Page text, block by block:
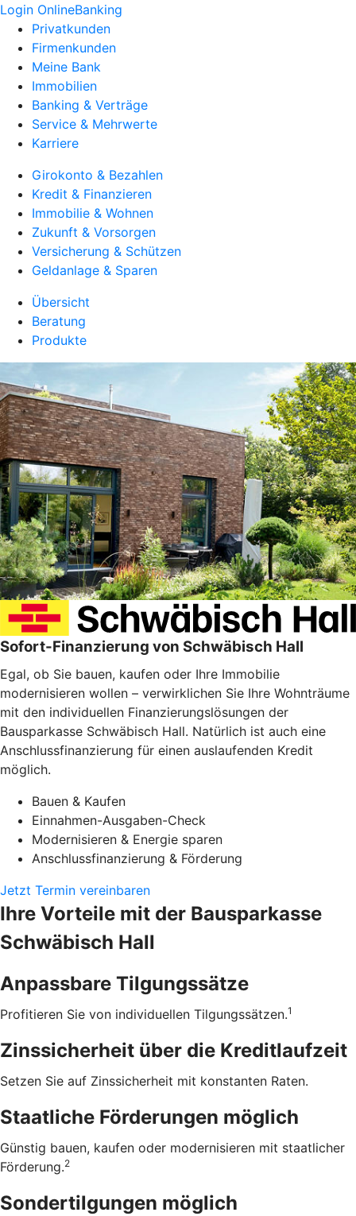
Login OnlineBanking
Privatkunden
Firmenkunden
Meine Bank
Immobilien
Banking & Verträge
Service & Mehrwerte
Karriere
Girokonto & Bezahlen
Kredit & Finanzieren
Immobilie & Wohnen
Zukunft & Vorsorgen
Versicherung & Schützen
Geldanlage & Sparen
Übersicht
Beratung
Produkte
Sofort-Finanzierung von Schwäbisch Hall
Egal, ob Sie bauen, kaufen oder Ihre Immobilie
modernisieren wollen – verwirklichen Sie Ihre Wohnträume
mit den individuellen Finanzierungslösungen der
Bausparkasse Schwäbisch Hall. Natürlich ist auch eine
Anschlussfinanzierung für einen auslaufenden Kredit
möglich.
Bauen & Kaufen
Einnahmen-Ausgaben-Check
Modernisieren & Energie sparen
Anschlussfinanzierung & Förderung
Jetzt Termin vereinbaren
Ihre Vorteile mit der Bausparkasse
Schwäbisch Hall
Anpassbare Tilgungssätze
Profitieren Sie von individuellen Tilgungssätzen.1
Zinssicherheit über die ­Kreditlaufzeit
Setzen Sie auf Zinssicherheit mit konstanten Raten.
Staatliche Förderungen möglich
Günstig bauen, kaufen oder modernisieren mit staatlicher
Förderung.2
Sondertilgungen möglich